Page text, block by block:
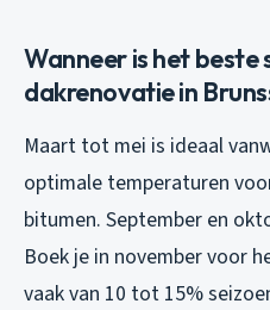
Wanneer is het beste
dakrenovatie in
Maart tot mei is ideaal
optimale temperaturen
bitumen. September en
Boek je in november voor
vaak van 10 tot 15%